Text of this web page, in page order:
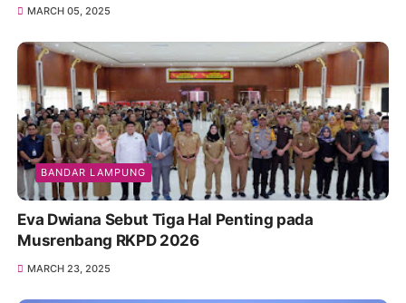
MARCH 05, 2025
BANDAR LAMPUNG
Eva Dwiana Sebut Tiga Hal Penting pada
Musrenbang RKPD 2026
MARCH 23, 2025